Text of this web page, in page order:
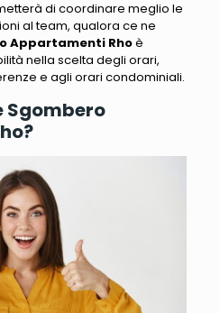
di coordinare meglio le
al team, qualora ce ne
Appartamenti Rhoè
nella scelta degli orari,
e agli orari condominiali.
Sgombero